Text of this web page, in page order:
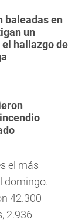
baleadas en
un
hallazgo de
el más
domingo.
42.300
2.936